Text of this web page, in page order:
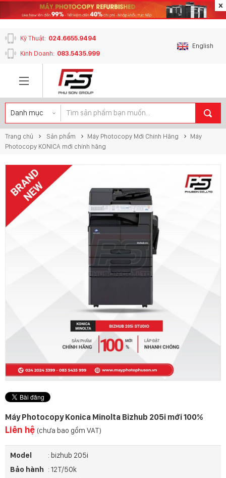
content_copy
English
Kỹ Thuật: 024.6655.9494
Kinh Doanh: 083.5435.999
Trang chủ Sản phẩm Máy Photocopy Mới Chính Hãng
Máy
Photocopy KONICA mới chính hãng
Máy Photocopy Konica Minolta Bizhub 205i mới 100%
Liên hệ (chưa bao gồm VAT)
Model
: bizhub 205i
Bảo hành : 12T/50k